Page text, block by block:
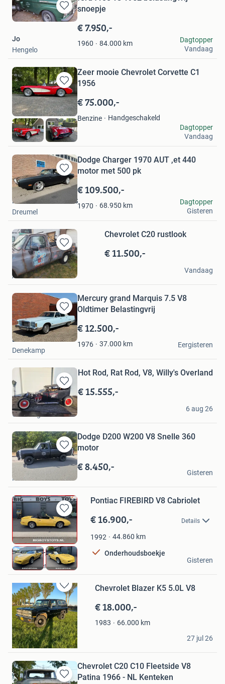
Bewaren
in
Favorieten
snoepje
€ 7.950,-
1960 84.000 km
Jo
Hengelo
Dagtopper
Vandaag
Bewaren
in
Mijn
Favorieten
Zeer mooie Chevrolet Corvette C1
1956
€ 75.000,-
Benzine
Handgeschakeld
Harry
Ermelo
Dagtopper
Vandaag
Bewaren
in
Mijn
Favorieten
Dodge Charger 1970 AUT ,et 440
motor met 500 pk
€ 109.500,-
1970 68.950 km
FOX EXTREME CARS
Dreumel
Dagtopper
Gisteren
Bewaren
in
Mijn
Favorieten
Chevrolet C20 rustlook
€ 11.500,-
Steppe Erik
Amsterdam
Vandaag
Bewaren
in
Mijn
Favorieten
Mercury grand Marquis 7.5 V8
Oldtimer Belastingvrij
€ 12.500,-
1976 37.000 km
EVB Cars
Denekamp
Eergisteren
Bewaren
in
Mijn
Favorieten
Hot Rod, Rat Rod, V8, Willy's Overland
€ 15.555,-
Markus
Gendringen
6 aug 26
Bewaren
in
Favorieten
Dodge D200 W200 V8 Snelle 360
motor
€ 8.450,-
Simon Haarlem
Haarlem
Gisteren
Bewaren
in
Mijn
Favorieten
Pontiac FIREBIRD V8 Cabriolet
€ 16.900,- Details
1992 44.860 km
Onderhoudsboekje
Big Boys Toys B.V.
Hoevelaken
Gisteren
Bewaren
in
Mijn
Favorieten
Chevrolet Blazer K5 5.0L V8
€ 18.000,-
1983 66.000 km
Michielvg
Monster
27 jul 26
Chevrolet C20 C10 Fleetside V8
Patina 1966 - NL Kenteken